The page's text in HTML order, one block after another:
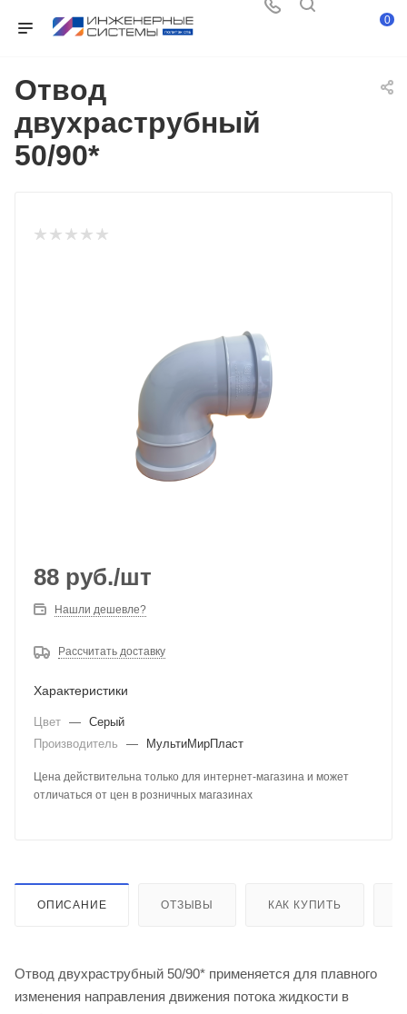
0
Отвод
двухраструбный
50/90*
88 руб./шт
Нашли дешевле?
Рассчитать доставку
Характеристики
Цвет — Серый
Производитель
— МультиМирПласт
Цена действительна только для интернет-магазина и может
отличаться от цен в розничных магазинах
ОПИСАНИЕ ОТЗЫВЫ КАК КУПИТЬ
Отвод двухраструбный 50/90* применяется для плавного
изменения направления движения потока жидкости в